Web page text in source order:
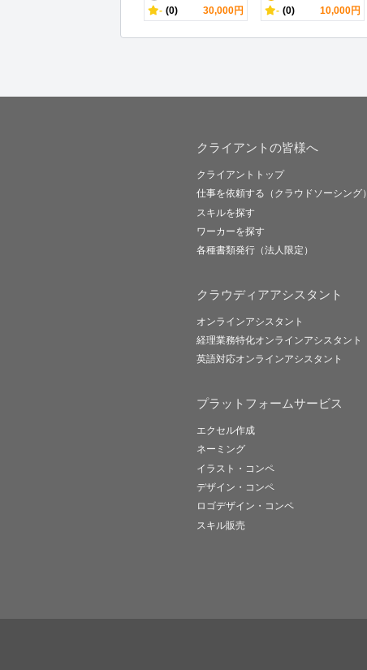
- (0) 30,000円 - (0) 10,000円
クライアントの皆様へ
クライアントトップ
仕事を依頼する（クラウドソーシング）
スキルを探す
ワーカーを探す
各種書類発行（法人限定）
クラウディアアシスタント
オンラインアシスタント
経理業務特化オンラインアシスタント
英語対応オンラインアシスタント
プラットフォームサービス
エクセル作成
ネーミング
イラスト・コンペ
デザイン・コンペ
ロゴデザイン・コンペ
スキル販売